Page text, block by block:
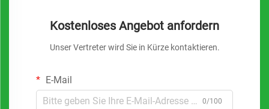
Kostenloses Angebot anfordern
Unser Vertreter wird Sie in Kürze kontaktieren.
E-Mail
0/100